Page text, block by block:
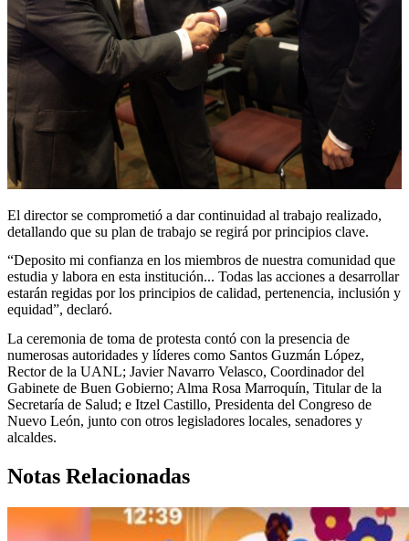
El director se comprometió a dar continuidad al trabajo realizado,
detallando que su plan de trabajo se regirá por principios clave.
“Deposito mi confianza en los miembros de nuestra comunidad que
estudia y labora en esta institución... Todas las acciones a desarrollar
estarán regidas por los principios de calidad, pertenencia, inclusión y
equidad”, declaró.
La ceremonia de toma de protesta contó con la presencia de
numerosas autoridades y líderes como Santos Guzmán López,
Rector de la UANL; Javier Navarro Velasco, Coordinador del
Gabinete de Buen Gobierno; Alma Rosa Marroquín, Titular de la
Secretaría de Salud; e Itzel Castillo, Presidenta del Congreso de
Nuevo León, junto con otros legisladores locales, senadores y
alcaldes.
Notas Relacionadas